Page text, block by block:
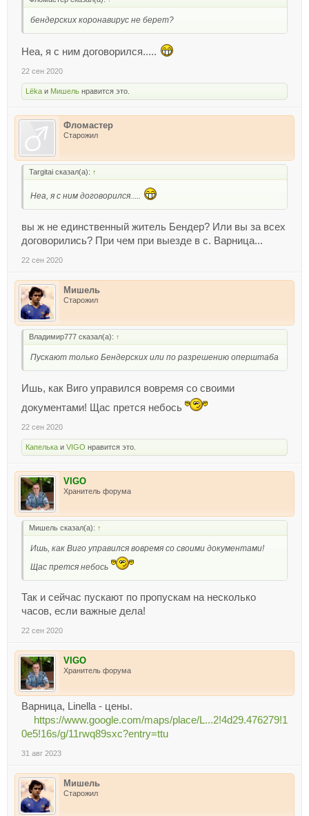
бендерских коронавирус не берет?
Неа, я с ним договорился.....
22 сен 2020
Lёka и Мишель нравится это.
Фломастер
Старожил
Targitai сказал(а): ↑
Неа, я с ним договорился.....
вы ж не единственный житель Бендер? Или вы за всех
договорились? При чем при выезде в с. Варница...
22 сен 2020
Мишель
Старожил
Владимир777 сказал(а): ↑
Пускают только Бендерских или по разрешению оперштаба
Ишь, как Виго управился вовремя со своими
документами! Щас прется небось
22 сен 2020
Капелька и VIGO нравится это.
VIGO
Хранитель форума
Мишель сказал(а): ↑
Ишь, как Виго управился вовремя со своими документами!
Щас прется небось
Так и сейчас пускают по пропускам на несколько
часов, если важные дела!
22 сен 2020
VIGO
Хранитель форума
Варница, Linella - цены.
https://www.google.com/maps/place/L...2!4d29.476279!1
0e5!16s/g/11rwq89sxc?entry=ttu
31 авг 2023
Мишель
Старожил